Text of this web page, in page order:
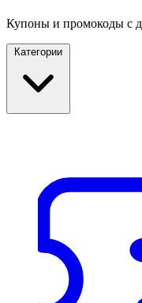
Купоны и промокоды с
Категории